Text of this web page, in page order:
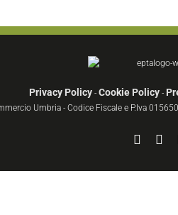
Privacy Policy- Cookie Policy-
Umbria - Codice Fiscale e P.Iva